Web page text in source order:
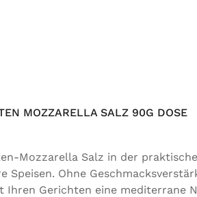
MOZZARELLA SALZ 90G DOSE
Mozzarella Salz in der
Speisen. Ohne
Gerichten eine mediterrane